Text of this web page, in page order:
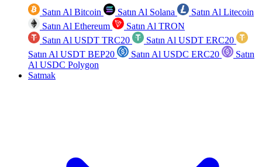
Satın Al Bitcoin Satın Al Solana
Satın Al Litecoin
Satın Al Ethereum
Satın Al TRON
Satın Al USDT TRC20
Satın Al USDT ERC20
Satın Al USDT BEP20
Satın Al USDC ERC20
Satın
Al USDC Polygon
Satmak